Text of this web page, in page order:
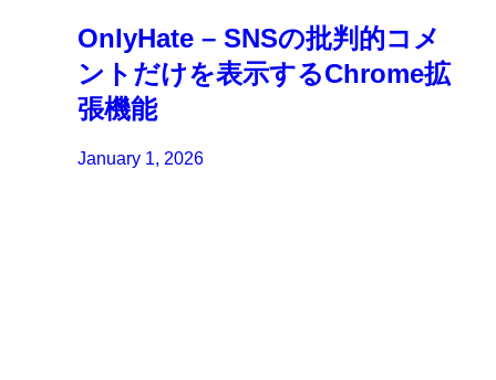
OnlyHate – SNSの批判的コメ
ントだけを表示するChrome拡
張機能
January 1, 2026